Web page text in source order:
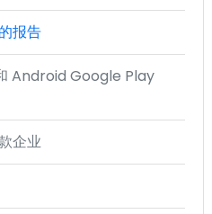
报告
Android Google Play
企业